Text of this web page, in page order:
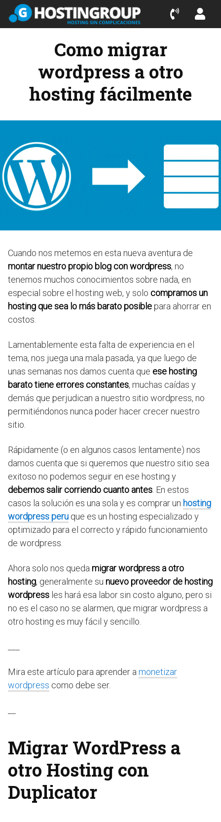
Como migrar
wordpress a otro
hosting fácilmente
Cuando nos metemos en esta nueva aventura de
montar nuestro propio blog con wordpress, no
tenemos muchos conocimientos sobre nada, en
especial sobre el hosting web, y solo compramos un
hosting que sea lo más barato posiblepara ahorrar en
costos.
Lamentablemente esta falta de experiencia en el
tema, nos juega una mala pasada, ya que luego de
unas semanas nos damos cuenta que ese hosting
barato tiene errores constantes, muchas caídas y
demás que perjudican a nuestro sitio wordpress, no
permitiéndonos nunca poder hacer crecer nuestro
sitio.
Rápidamente (o en algunos casos lentamente) nos
damos cuenta que si queremos que nuestro sitio sea
exitoso no podemos seguir en ese hosting y
debemos salir corriendo cuanto antes. En estos
casos la solución es una sola y es comprar un hosting
wordpress peru que es un hosting especializado y
optimizado para el correcto y rápido funcionamiento
de wordpress.
Ahora solo nos quedamigrar wordpress a otro
hosting, generalmente su nuevo proveedor de hosting
wordpress les hará esa labor sin costo alguno, pero si
no es el caso no se alarmen, que migrar wordpress a
otro hosting es muy fácil y sencillo.
Mira este artículo para aprender amonetizar
wordpress como debe ser.
Migrar WordPress a
otro Hosting con
Duplicator